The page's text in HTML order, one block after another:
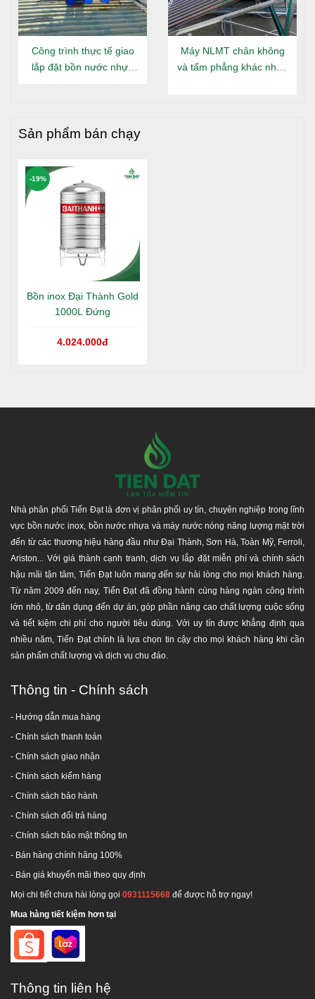
Công trình thực tế giao
lắp đặt bồn nước nhựa
Máy NLMT chân không
và tấm phẳng khác nhau
Sản phẩm bán chạy
Bồn inox Đại Thành Gold
1000L Đứng
4.024.000đ
-19%
Nhà phân phối Tiến Đạt là đơn vị phân phối uy tín, chuyên nghiệp trong lĩnh
vực bồn nước inox, bồn nước nhựa và máy nước nóng năng lượng mặt trời
đến từ các thương hiệu hàng đầu như Đại Thành, Sơn Hà, Toàn Mỹ, Ferroli,
Ariston... Với giá thành cạnh tranh, dịch vụ lắp đặt miễn phí và chính sách
hậu mãi tận tâm, Tiến Đạt luôn mang đến sự hài lòng cho mọi khách hàng.
Từ năm 2009 đến nay, Tiến Đạt đã đồng hành cùng hàng ngàn công trình
lớn nhỏ, từ dân dụng đến dự án, góp phần nâng cao chất lượng cuộc sống
và tiết kiệm chi phí cho người tiêu dùng. Với uy tín được khẳng định qua
nhiều năm, Tiến Đạt chính là lựa chọn tin cậy cho mọi khách hàng khi cần
sản phẩm chất lượng và dịch vụ chu đáo.
Thông tin - Chính sách
- Hướng dẫn mua hàng
- Chính sách thanh toán
- Chính sách giao nhận
- Chính sách kiểm hàng
- Chính sách bảo hành
- Chính sách đổi trả hàng
- Chính sách bảo mật thông tin
- Bán hàng chính hãng 100%
- Bán giá khuyến mãi theo quy định
Mọi chi tiết chưa hài lòng gọi 0931115668 để được hỗ trợ ngay!
Mua hàng tiết kiệm hơn tại
Thông tin liên hệ